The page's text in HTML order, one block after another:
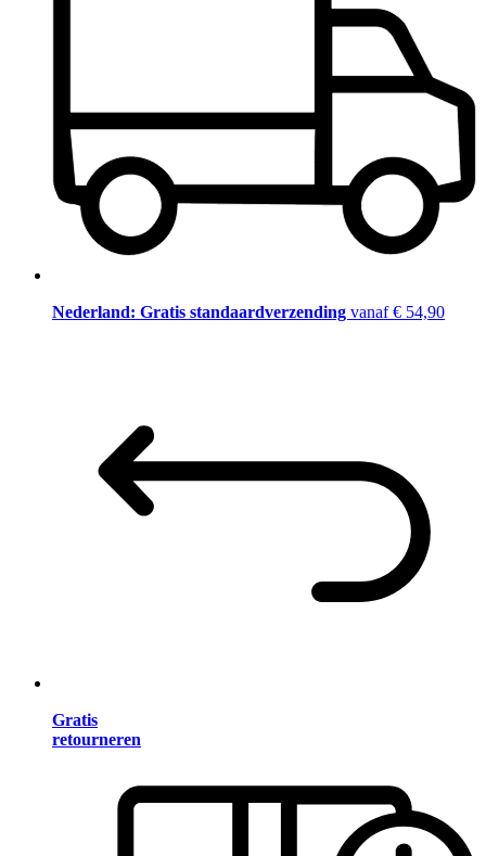
Nederland: Gratis standaardverzending vanaf € 54,90
Gratis
retourneren